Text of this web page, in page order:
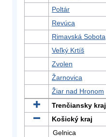
Poltár
Revúca
Rimavská Sobota
Veľký Krtíš
Zvolen
Žarnovica
Žiar nad Hronom
Trenčiansky kraj
Košický kraj
Gelnica